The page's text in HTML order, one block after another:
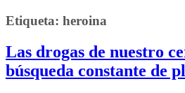
Etiqueta: heroina
Las drogas de nuestro
búsqueda constante de